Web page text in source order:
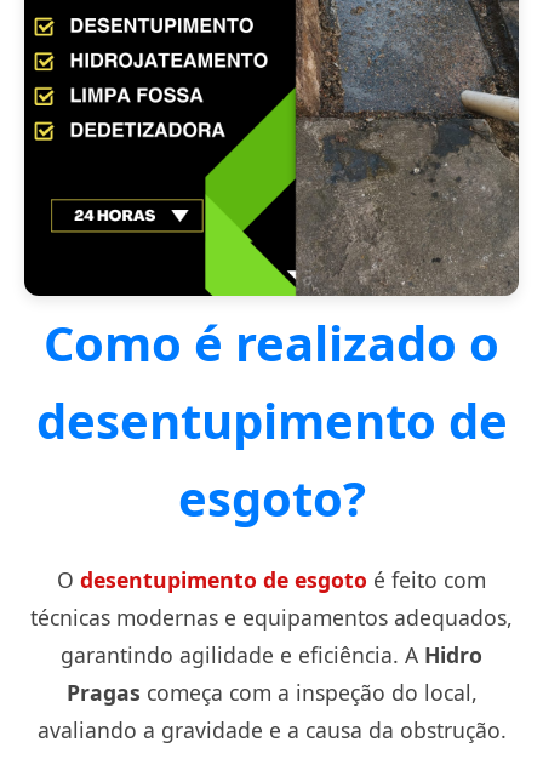
Como é realizado o
desentupimento de
esgoto?
O desentupimento de esgoto é feito com
técnicas modernas e equipamentos adequados,
garantindo agilidade e eficiência. A Hidro
Pragas começa com a inspeção do local,
avaliando a gravidade e a causa da obstrução.